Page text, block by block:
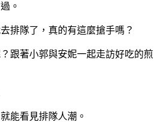
。
排隊了，真的有這麼搶手嗎？
跟著小郭與安妮一起走訪好吃的煎
能看見排隊人潮。